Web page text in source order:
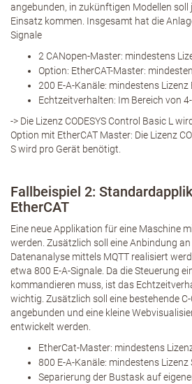
angebunden, in zukünftigen Modellen soll
Einsatz kommen. Insgesamt hat die
Signale
2 CANopen-Master: mindestens
Option: EtherCAT-Master:
200 E-A-Kanäle: mindestens Lizenz
Echtzeitverhalten: Im Bereich von
-> Die Lizenz CODESYS Control Basic L
Option mit EtherCAT Master: Die Lizenz
S wird pro Gerät benötigt.
Fallbeispiel 2:
EtherCAT
Eine neue Applikation für eine Maschine
werden. Zusätzlich soll eine Anbindung
Datenanalyse mittels MQTT realisiert
etwa 800 E-A-Signale. Da die Steuerung
kommandieren muss, ist das
wichtig. Zusätzlich soll eine bestehende
angebunden und eine kleine
entwickelt werden.
EtherCat-Master: mindestens
800 E-A-Kanäle: mindestens
Separierung der Bustask auf